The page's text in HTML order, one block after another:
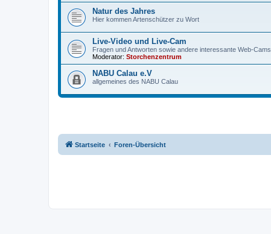
Natur des Jahres
Hier kommen Artenschützer zu Wort
Live-Video und Live-Cam
Fragen und Antworten sowie andere interessante Web-Cams
Moderator: Storchenzentrum
NABU Calau e.V
allgemeines des NABU Calau
Startseite Foren-Übersicht